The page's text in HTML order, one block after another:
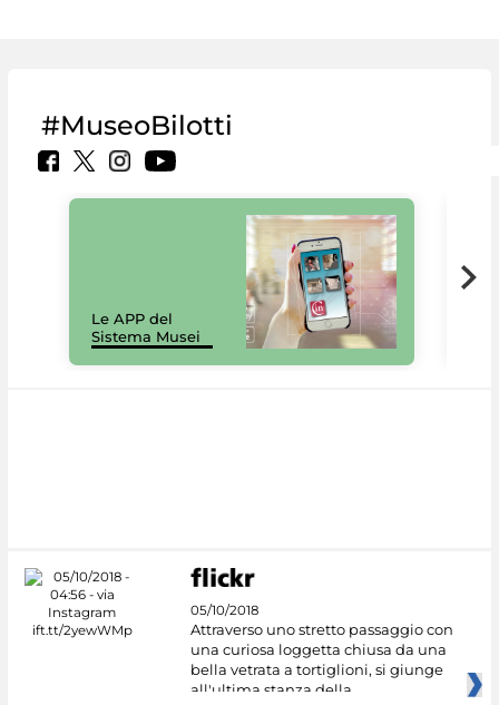
#MuseoBilotti
Le APP del
Sistema Musei
05/10/2018
Attraverso uno stretto passaggio con
una curiosa loggetta chiusa da una
bella vetrata a tortiglioni, si giunge
all'ultima stanza della